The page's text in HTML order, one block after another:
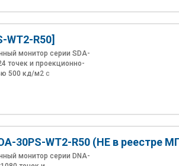
WT2-R50]
монитор серии SDA-
точек и проекционно-
500 кд/м2 c
склейкой(Optical
в комплекте с
-20 ~ 60°C.
30PS-WT2-R50 (НЕ в реестре
монитор серии DNA-